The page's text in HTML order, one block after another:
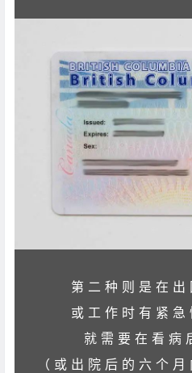
第二种则是在
或工作时有紧
就需要在看病
（或出院后的六个